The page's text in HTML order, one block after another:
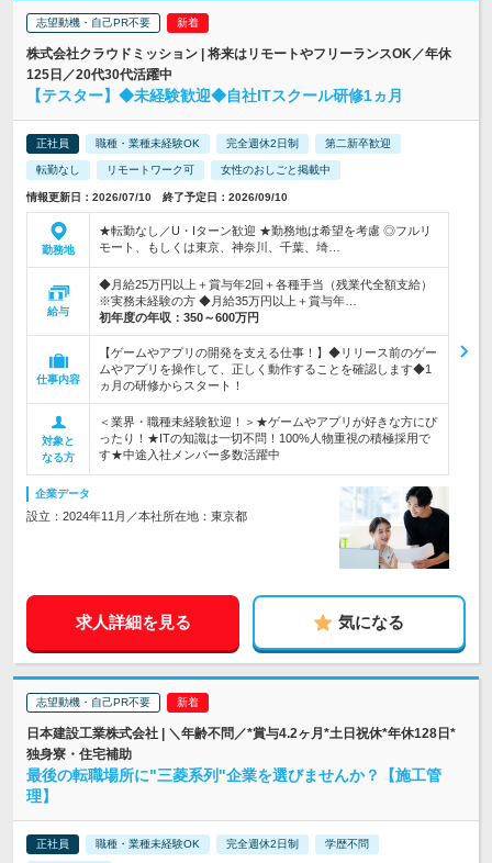
志望動機・自己PR不要
株式会社クラウドミッション | 将来はリモートやフリーランスOK／年休
125日／20代30代活躍中
【テスター】◆未経験歓迎◆自社ITスクール研修1ヵ月
正社員 職種・業種未経験OK 完全週休2日制 第二新卒歓迎
転勤なし リモートワーク可 女性のおしごと掲載中
情報更新日：2026/07/10 終了予定日：2026/09/10
勤務地
★転勤なし／U・Iターン歓迎 ★勤務地は希望を考慮 ◎フルリ
モート、もしくは東京、神奈川、千葉、埼…
給与
◆月給25万円以上＋賞与年2回＋各種手当（残業代全額支給）
※実務未経験の方 ◆月給35万円以上＋賞与年…
初年度の年収： 350～600万円
仕事内容
【ゲームやアプリの開発を支える仕事！】◆リリース前のゲー
ムやアプリを操作して、正しく動作することを確認します◆1
ヵ月の研修からスタート！
対象と
なる方
＜業界・職種未経験歓迎！＞★ゲームやアプリが好きな方にぴ
ったり！★ITの知識は一切不問！100%人物重視の積極採用で
す★中途入社メンバー多数活躍中
企業データ
設立：2024年11月／本社所在地：東京都
求人詳細を見る 気になる
志望動機・自己PR不要
日本建設工業株式会社 | ＼年齢不問／*賞与4.2ヶ月*土日祝休*年休128日*
独身寮・住宅補助
最後の転職場所に"三菱系列"企業を選びませんか？【施工管
理】
正社員 職種・業種未経験OK 完全週休2日制 学歴不問